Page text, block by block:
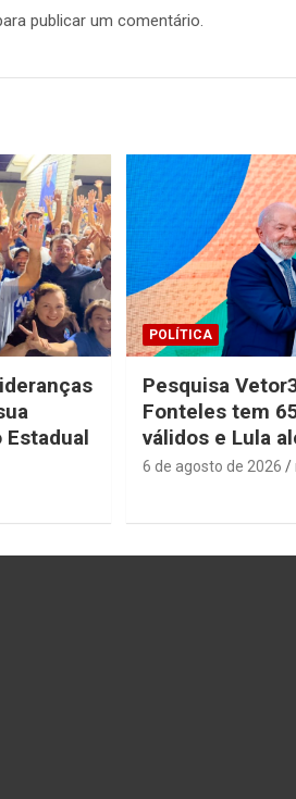
publicar um comentário.
Estadual
POLÍTICA
Pesquisa
Fonteles tem
válidos e Lula
6 de agosto de 2026